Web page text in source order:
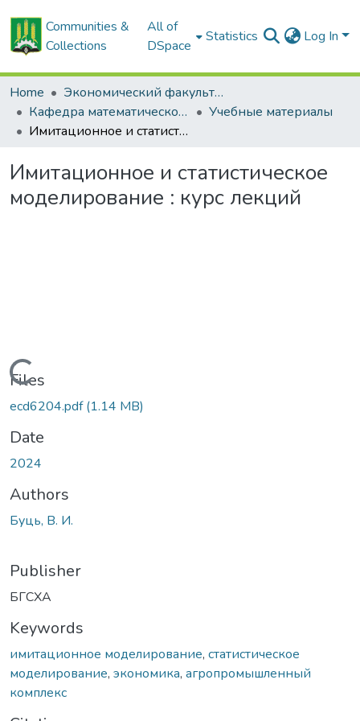
Communities &
Collections
All of
DSpace
Statistics Log In
Home
Экономический факультет
Кафедра математического моделирования экономических систем АПК
Учебные материалы
Имитационное и статистическое моделирование : курс лекций
Имитационное и статистическое
моделирование : курс лекций
Loading...
Files
ecd6204.pdf(1.14 MB)
Date
2024
Authors
Буць, В. И.
Publisher
БГСХА
Keywords
имитационное моделирование, статистическое
моделирование, экономика, агропромышленный
комплекс